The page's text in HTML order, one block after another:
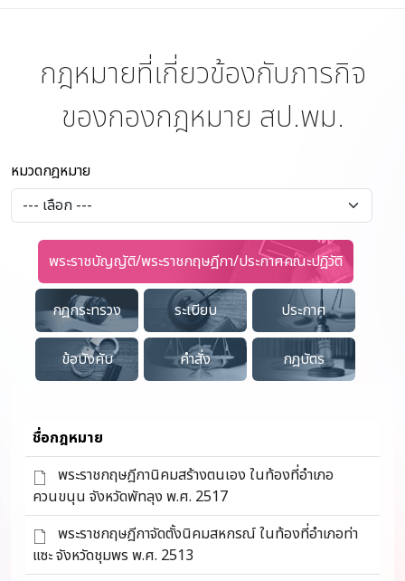
กฎหมายที่เกี่ยวข้องกับภารกิจ
ของกองกฎหมาย สป.พม.
หมวดกฎหมาย
พระราชบัญญัติ/พระราชกฤษฎีกา/ประกาศคณะปฎิวัติ
กฎกระทรวง ระเบียบ ประกาศ
ข้อบังคับ คำสั่ง กฎบัตร
ชื่อกฎหมาย
พระราชกฤษฎีกานิคมสร้างตนเอง ในท้องที่อำเภอ
ควนขนุน จังหวัดพัทลุง พ.ศ. 2517
พระราชกฤษฎีกาจัดตั้งนิคมสหกรณ์ ในท้องที่อำเภอท่า
แซะ จังหวัดชุมพร พ.ศ. 2513